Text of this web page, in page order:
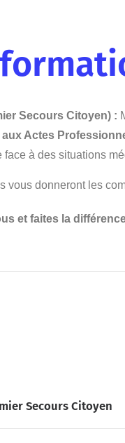
Secours Citoyen) :
aux Actes
face à des situations
vous donneront les
et faites la
Secours Citoyen